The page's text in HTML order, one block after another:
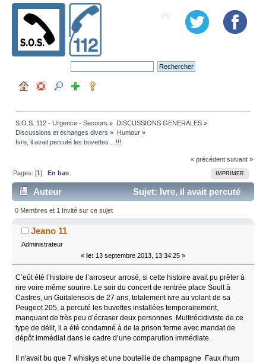
S.O.S. 112 - Urgence - Secours » DISCUSSIONS GENERALES»
Discussions et échanges divers » Humour»
Ivre, il avait percuté les buvettes ...!!!
« précédent suivant »
IMPRIMER
Pages: [1]En bas
Auteur
Sujet: Ivre, il avait percuté
les buvettes ...!!! (Lu 9389 fois)
0 Membres et 1 Invité sur ce sujet
Jeano 11
Administrateur
« le: 13 septembre 2013, 13:34:25 »
C’eût été l’histoire de l’arroseur arrosé, si cette histoire avait pu prêter à
rire voire même sourire. Le soir du concert de rentrée place Soult à
Castres, un Guitalensois de 27 ans, totalement ivre au volant de sa
Peugeot 205, a percuté les buvettes installées temporairement,
manquant de très peu d’écraser deux personnes. Multirécidiviste de ce
type de délit, il a été condamné à de la prison ferme avec mandat de
dépôt immédiat dans le cadre d’une comparution immédiate.
Il n'avait bu que 7 whiskys et une bouteille de champagne Faux rhum